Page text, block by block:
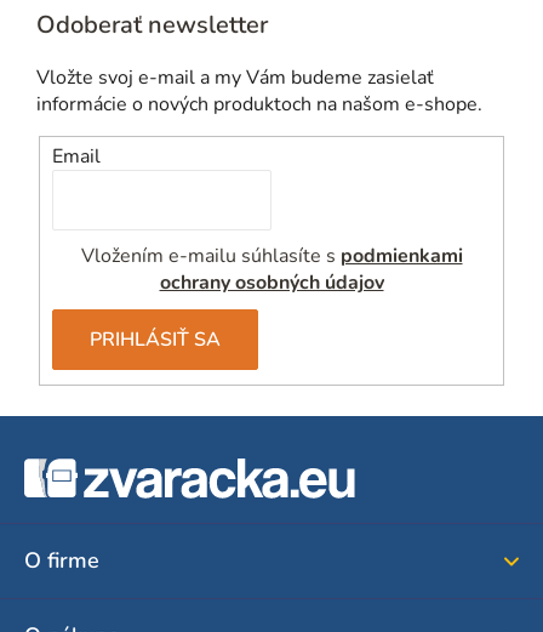
ý
Odoberať newsletter
Vložte svoj e-mail a my Vám budeme zasielať
informácie o nových produktoch na našom e-shope.
Email
Vložením e-mailu súhlasíte s podmienkami
ochrany osobných údajov
PRIHLÁSIŤ SA
O firme